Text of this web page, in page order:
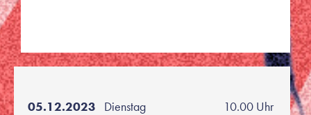
05.12.2023 Dienstag
10.00 Uhr